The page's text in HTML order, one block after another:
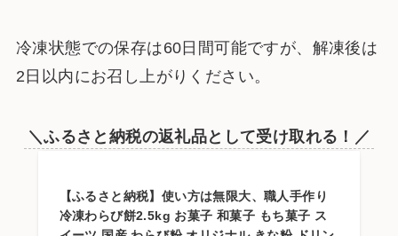
冷凍状態での保存は60日間可能ですが、解凍後は
2日以内にお召し上がりください。
＼ふるさと納税の返礼品として受け取れる！／
【ふるさと納税】使い方は無限大、職人手作り
冷凍わらび餅2.5kg お菓子 和菓子 もち菓子 ス